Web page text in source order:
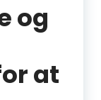
og
at